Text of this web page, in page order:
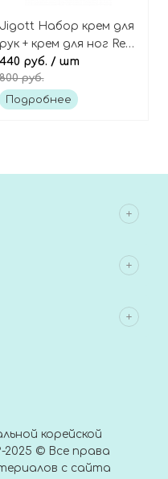
Jigott Набор крем для
рук + крем для ног Real
moisture hand & foot
set
440 руб. / шт
руб.
Подробнее
корейской
2025 © Все права
с сайта